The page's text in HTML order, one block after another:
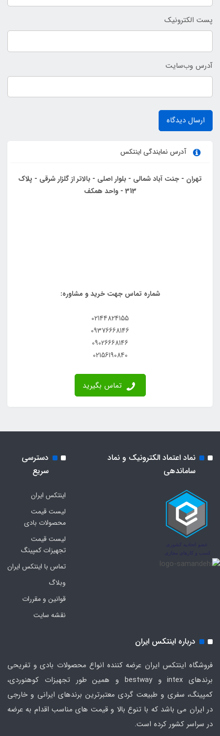
پست الکترونیک
آدرس وب‌سایت
ارسال دیدگاه
آدرس نمایندگی اینتکس
تهران - جنت آباد شمالی - بلوار اصلی - بالاتر از گلزار شرقی - پلاک
313 - واحد همکف
شماره تماس جهت خرید و مشاوره:
02144824155
09376668146
09026668146
02156190840
تماس بگیرید
نماد اعتماد الکترونیک و نماد
ساماندهی
دسترسی
سریع
اینتکس ایران
لیست قیمت
محصولات بادی
لیست قیمت
تجهیزات کمپینگ
تماس با اینتکس ایران
وبلاگ
قوانین و مقررات
نقشه سایت
درباره اینتکس ایران
فروشگاه اینتکس ایران عرضه کننده انواع محصولات بادی و تفریحی
برندهای intex و bestway و همین طور تجهیزات کوهنوردی،
کمپینگ، سفری و طبیعت گردی معتبرترین برندهای ایرانی و خارجی
در ایران می باشد که با تنوع بالا و قیمت های مناسب اقدام به عرضه
در سراسر کشور کرده است.